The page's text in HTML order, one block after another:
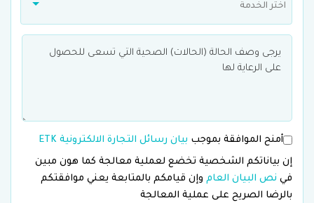
اختر الخدمة
أمنح الموافقة بموجب بيان رسائل التجارة الالكترونية ETK
إن بياناتكم الشخصية تخضع لعملية معالجة كما هون مبين
في نص البيان العام وإن قيامكم بالمتابعة يعني موافقتكم
بالرضا الصريح على عملية المعالجة